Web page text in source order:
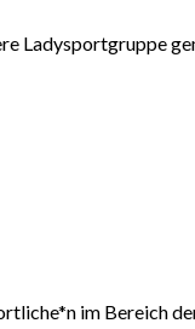
Ladysportgruppe
im Bereich